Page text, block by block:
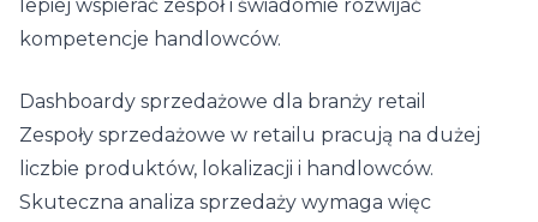
lepiej wspierać zespół i świadomie rozwijać
kompetencje handlowców.
Dashboardy sprzedażowe dla branży retail
Zespoły sprzedażowe w retailu pracują na dużej
liczbie produktów, lokalizacji i handlowców.
Skuteczna analiza sprzedaży wymaga więc